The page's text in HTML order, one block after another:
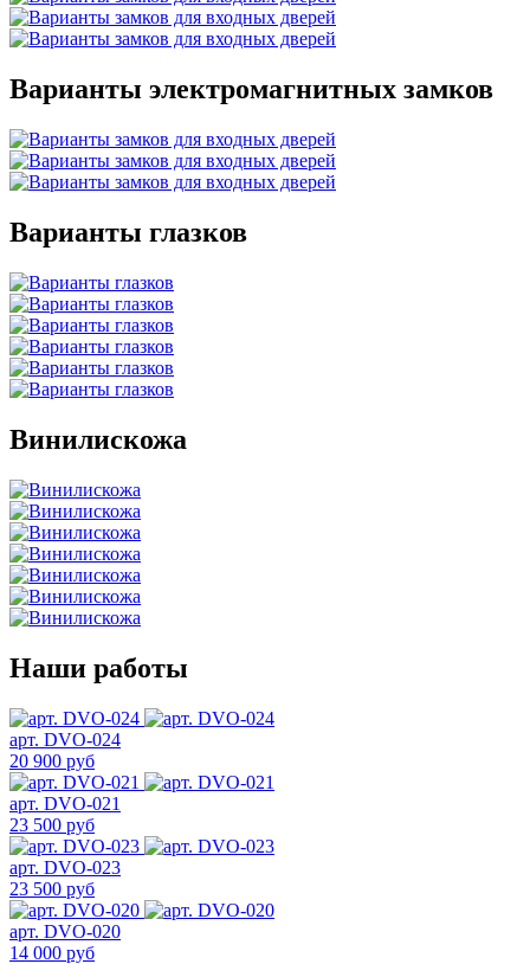
Варианты электромагнитных замков
Варианты глазков
Винилискожа
Наши работы
арт. DVO-024
20 900 руб
арт. DVO-021
23 500 руб
арт. DVO-023
23 500 руб
арт. DVO-020
14 000 руб